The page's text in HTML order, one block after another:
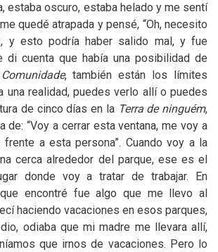
estaba oscuro, estaba helado y me sentí
quedé atrapada y pensé, “Oh, necesito
y esto podría haber salido mal, y fue
di cuenta que había una posibilidad de
Comunidade, también están los límites
una realidad, puedes verlo allí o puedes
de cinco días en la Terra de ninguém,
de: “Voy a cerrar esta ventana, me voy a
a esta persona”. Cuando voy a la
cerca alrededor del parque, ese es el
donde voy a tratar de trabajar. En
encontré fue algo que me llevo al
haciendo vacaciones en esos parques,
odiaba que mi madre me llevara allí,
que irnos de vacaciones. Pero lo